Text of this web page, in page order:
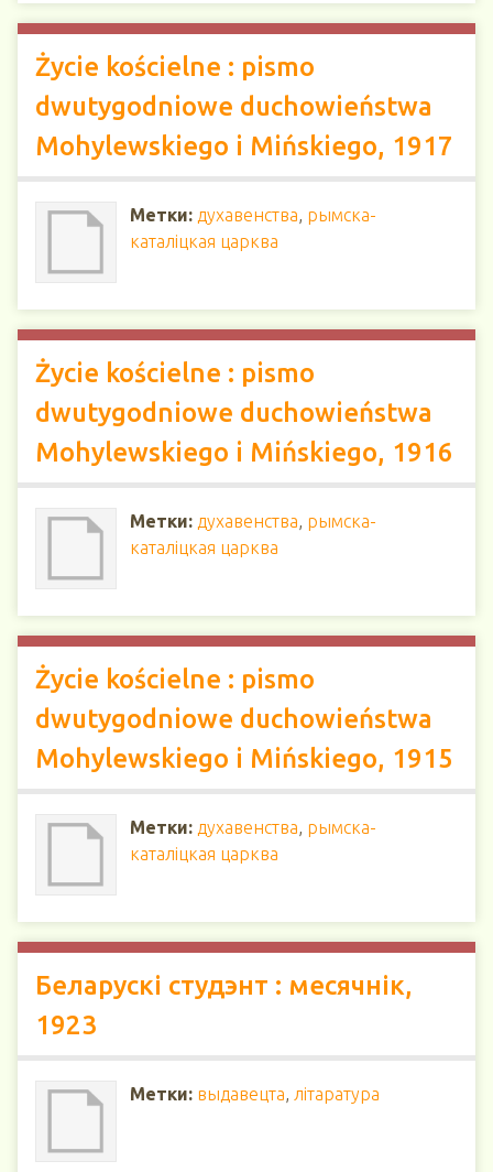
Życie kościelne : pismo
dwutygodniowe duchowieństwa
Mohylewskiego i Mińskiego, 1917
Метки: духавенства, рымска-
каталіцкая царква
Życie kościelne : pismo
dwutygodniowe duchowieństwa
Mohylewskiego i Mińskiego, 1916
Метки: духавенства, рымска-
каталіцкая царква
Życie kościelne : pismo
dwutygodniowe duchowieństwa
Mohylewskiego i Mińskiego, 1915
Метки: духавенства, рымска-
каталіцкая царква
Беларускі студэнт : месячнік,
1923
Метки: выдавецта, літаратура